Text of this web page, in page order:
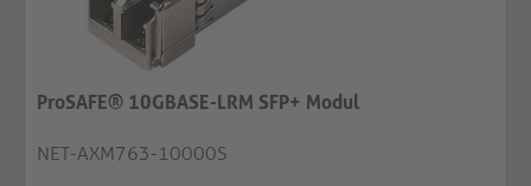
ProSAFE® 10GBASE-LRM SFP+ Modul
NET-AXM763-10000S